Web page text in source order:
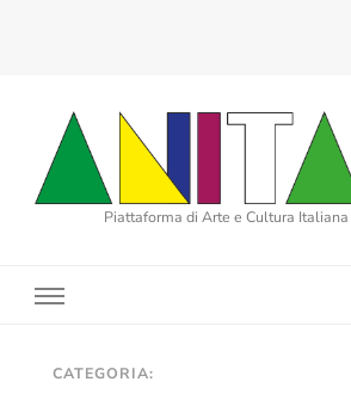
Piattaforma di Arte e Cultura
CATEGORIA: